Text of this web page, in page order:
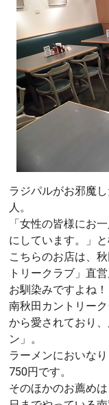
ラジパルがお邪魔
人。
「女性の皆様にお
にしています。」
こちらのお店は、
トリークラブ」直
お馴染みですよね！
南秋田カントリー
から愛されており
ン」。
ラーメンにおいな
750円です。
そのほかのお薦め